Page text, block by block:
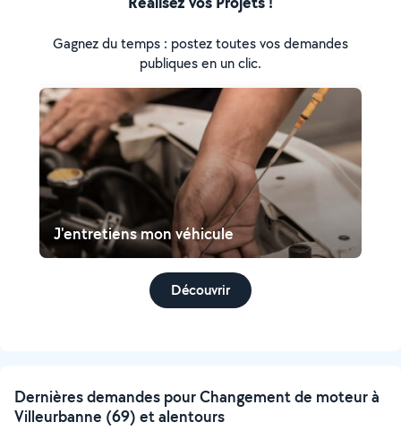
Gagnez du temps : postez toutes vos demandes
publiques en un clic.
J'entretiens mon véhicule
Découvrir
Dernières demandes pour Changement de moteur à
Villeurbanne (69) et alentours